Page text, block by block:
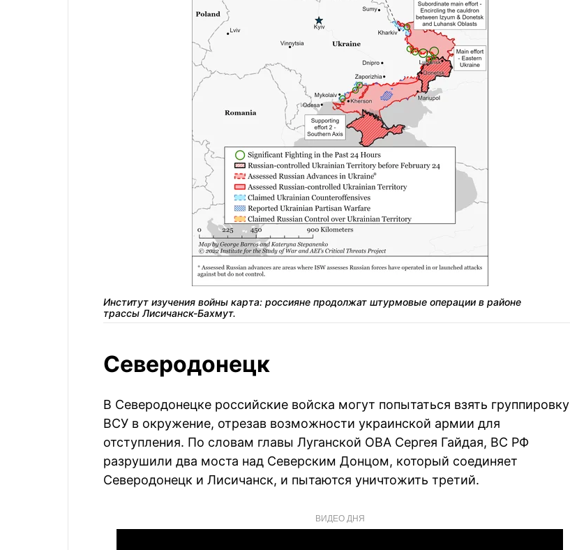
Институт изучения войны карта: россияне продолжат штурмовые операции в районе
трассы Лисичанск-Бахмут.
Северодонецк
В Северодонецке российские войска могут попытаться взять группировку
ВСУ в окружение, отрезав возможности украинской армии для
отступления. По словам главы Луганской ОВА Сергея Гайдая, ВС РФ
разрушили два моста над Северским Донцом, который соединяет
Северодонецк и Лисичанск, и пытаются уничтожить третий.
ВИДЕО ДНЯ